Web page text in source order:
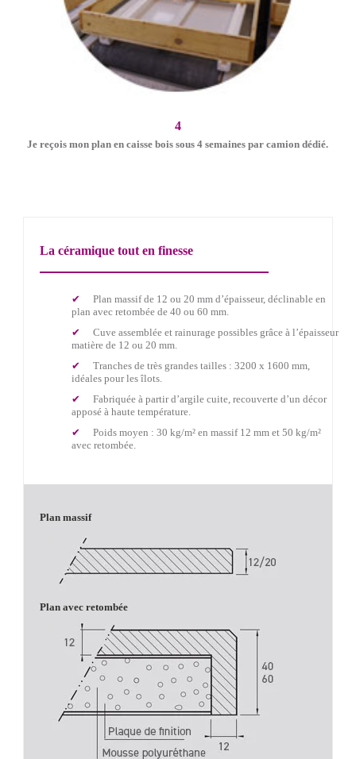
4
Je reçois mon plan en caisse bois sous 4 semaines par camion dédié.
La céramique tout en finesse
Plan massif de 12 ou 20 mm d’épaisseur, déclinable en
plan avec retombée de 40 ou 60 mm.
Cuve assemblée et rainurage possibles grâce à l’épaisseur
matière de 12 ou 20 mm.
Tranches de très grandes tailles : 3200 x 1600 mm,
idéales pour les îlots.
Fabriquée à partir d’argile cuite, recouverte d’un décor
apposé à haute température.
Poids moyen : 30 kg/m² en massif 12 mm et 50 kg/m²
avec retombée.
Plan massif
Plan avec retombée